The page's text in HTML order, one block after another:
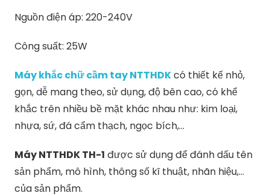
Nguồn điện áp: 220-240V
Công suất: 25W
Máy khắc chữ cầm tay NTTHDKcó thiết kế nhỏ,
gọn, dễ mang theo, sử dụng, độ bên cao, có khể
khắc trên nhiều bề mặt khác nhau như: kim loại,
nhựa, sứ, đá cẩm thạch, ngọc bích,…
Máy NTTHDK TH-1 được sử dụng để đánh dấu tên
sản phẩm, mô hình, thông số kĩ thuật, nhãn hiệu,…
của sản phẩm.